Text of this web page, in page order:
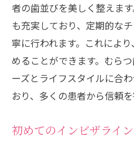
者の歯並びを美しく整えま
も充実しており、定期的な
寧に行われます。これによ
めることができます。むら
ーズとライフスタイルに合
おり、多くの患者から信頼を
初めてのインビザライ